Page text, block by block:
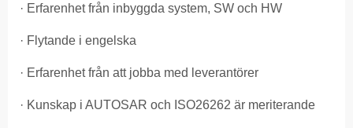
· Erfarenhet från inbyggda system, SW och HW
· Flytande i engelska
· Erfarenhet från att jobba med leverantörer
· Kunskap i AUTOSAR och ISO26262 är meriterande